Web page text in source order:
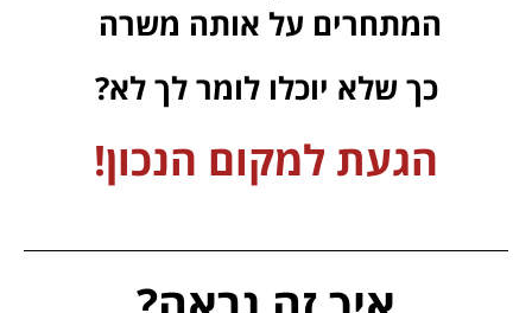
המתחרים על אותה משרה
כך שלא יוכלו לומר לך לא?
הגעת למקום הנכון!